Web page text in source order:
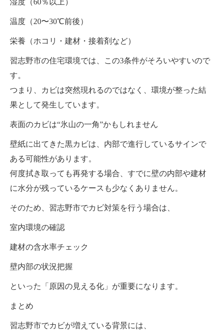
温度（20〜30℃前後）
栄養（ホコリ・建材・接着剤など）
習志野市の住宅環境では、この3条件がそろいやすいので
す。
つまり、カビは突然現れるのではなく、環境が整った結
果として発生しています。
表面のカビは“氷山の一角”かもしれません
壁紙に出てきた黒カビは、内部で進行しているサインで
ある可能性があります。
何度拭き取っても再発する場合、すでに壁の内部や建材
に水分が残っているケースも少なくありません。
そのため、習志野市でカビ対策を行う場合は、
室内環境の確認
建材の含水率チェック
壁内部の状況把握
といった「原因の見える化」が重要になります。
まとめ
習志野市でカビが増えている背景には、